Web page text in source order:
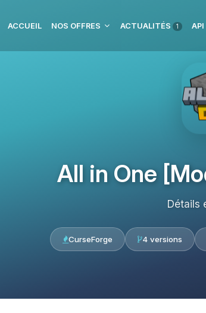
ACCUEIL NOS OFFRES ACTUALITÉS 1 API
All in One
Détails
CurseForge 4 versions